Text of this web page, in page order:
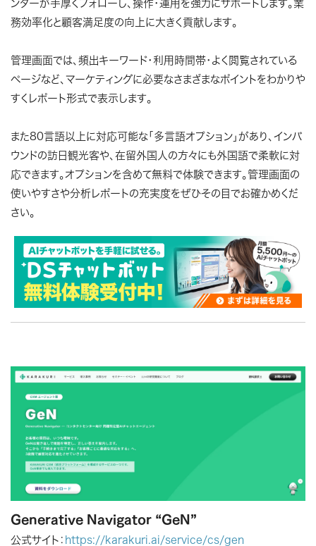
ンターが手厚くフォローし、操作・運用を強力にサポートします。業
務効率化と顧客満足度の向上に大きく貢献します。
管理画面では、頻出キーワード・利用時間帯・よく閲覧されている
ページなど、マーケティングに必要なさまざまなポイントをわかりや
すくレポート形式で表示します。
また80言語以上に対応可能な「多言語オプション」があり、インバ
ウンドの訪日観光客や、在留外国人の方々にも外国語で柔軟に対
応できます。オプションを含めて無料で体験できます。管理画面の
使いやすさや分析レポートの充実度をぜひその目でお確かめくだ
さい。
Generative Navigator “GeN”
公式サイト： https://karakuri.ai/service/cs/gen